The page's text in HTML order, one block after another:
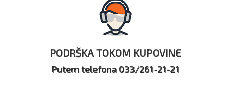
PODRŠKA TOKOM KUPOVINE
Putem telefona 033/261-21-21